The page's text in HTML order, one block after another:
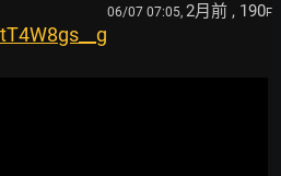
06/07 07:05, 2月前 , 190F